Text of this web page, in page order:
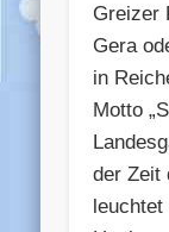
Greizer
Gera
in
Motto
der Zeit